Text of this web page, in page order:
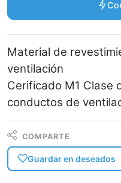
Material de
ventilación
Cerificado M1 Clase
conductos de
COMPARTE
Guardar en deseados